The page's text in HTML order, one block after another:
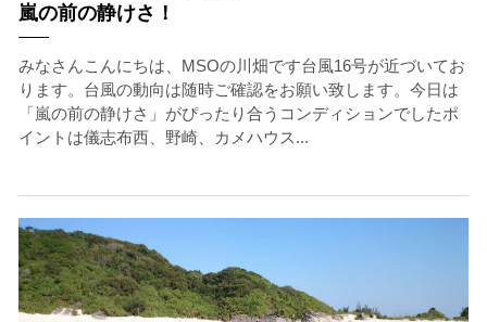
嵐の前の静けさ！
みなさんこんにちは、MSOの川畑です台風16号が近づいてお
ります。台風の動向は随時ご確認をお願い致します。今日は
「嵐の前の静けさ」がぴったり合うコンディションでしたポ
イントは儀志布西、野崎、カメハウス...